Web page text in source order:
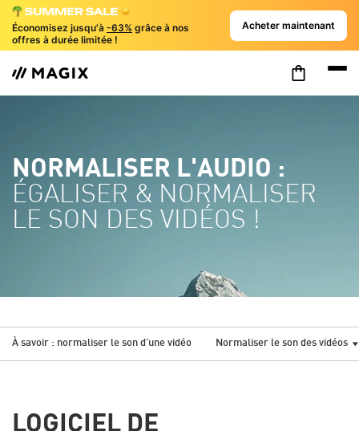
Économisez jusqu'à -63% grâce à nos
offres à durée limitée !
Acheter maintenant
NORMALISER L'AUDIO :
ÉGALISER & NORMALISER
LE SON DES VIDÉOS !
À savoir : normaliser le son d'une vidéo Normaliser le son des vidéos
LOGICIEL DE